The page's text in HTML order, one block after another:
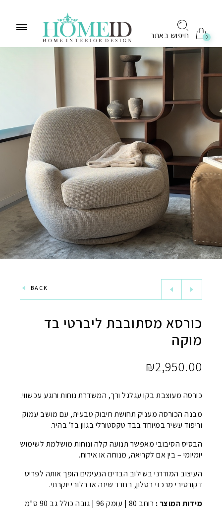
חיפוש באתר 0
BACK
כורסא מסתובבת ליברטי בד
מוקה
₪2,950.00
כורסה מעוצבת בקו עגלגל ורך, המשדרת נוחות ורוגע עכשווי.
מבנה הכורסה מעניק תחושת חיבוק טבעית, עם מושב עמוק
וריפוד עשיר במיוחד בבד טקסטורלי בגוון בז’ בהיר.
הבסיס הסיבובי מאפשר תנועה קלה ונוחות מושלמת לשימוש
יומיומי – בין אם לקריאה, מנוחה או אירוח.
העיצוב המודרני בשילוב הבדים הנעימים הופך אותה לפריט
דקורטיבי מרכזי בסלון, בחדר שינה או בלובי יוקרתי.
מידות המוצר : רוחב 80 | עומק 96 | גובה כולל גב 90 ס”מ